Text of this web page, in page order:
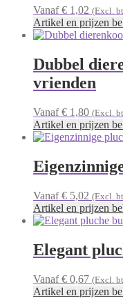
Vanaf € 1,02 (Excl.
Artikel en prijzen
Dubbel
vrienden
Vanaf € 1,80 (Excl.
Artikel en prijzen
Vanaf € 5,02 (Excl.
Artikel en prijzen
Elegant
Vanaf € 0,67 (Excl.
Artikel en prijzen